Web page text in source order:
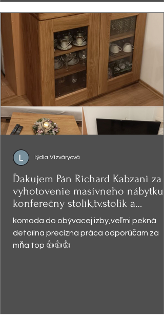
Ďakujem Pán Richard Kabzani za
vyhotovenie masívneho nábytku -
konferečny stolík,tv.stolik a
presklená
komoda do obývacej izby,veľmi pekná
detailna precízna práca odporúčam za
mňa top 👍👍👍
Lýdia Vizváryová